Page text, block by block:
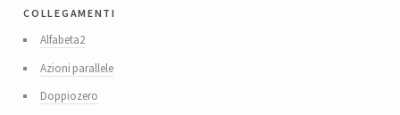
collegamenti
Alfabeta2
Azioni parallele
Doppiozero